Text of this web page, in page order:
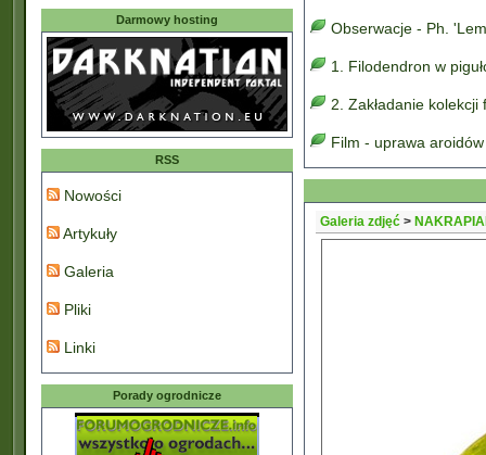
Darmowy hosting
RSS
Nowości
Artykuły
Galeria
Pliki
Linki
Porady ogrodnicze
Obserwacje - Ph.
1. Filodendron w
2. Zakładanie
Film - uprawa
Galeria zdjęć >